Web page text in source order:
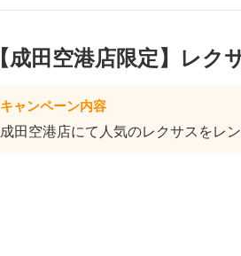
【成田空港店限定】レク
キャンペーン内容
成田空港店にて人気のレクサスをレ